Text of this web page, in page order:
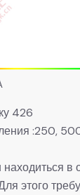
426
:250,
в
этого